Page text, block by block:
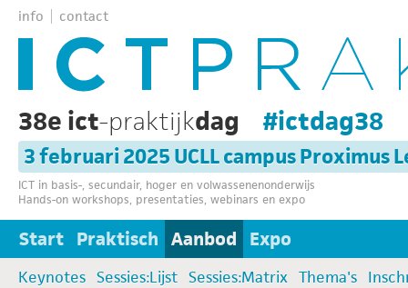
info contact
38e ict-praktijkdag #ictdag38
3 februari 2025 UCLL campus Proximus
ICT in basis-, secundair, hoger en volwassenenonderwijs
Hands-on workshops, presentaties, webinars en expo
Start Praktisch Aanbod Expo
Keynotes Sessies:Lijst Sessies:Matrix Thema's